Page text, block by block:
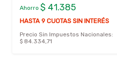
Ahorro $ 41.385
HASTA 9 CUOTAS SIN INTERÉS
Precio Sin Impuestos Nacionales:
$ 84.334,71